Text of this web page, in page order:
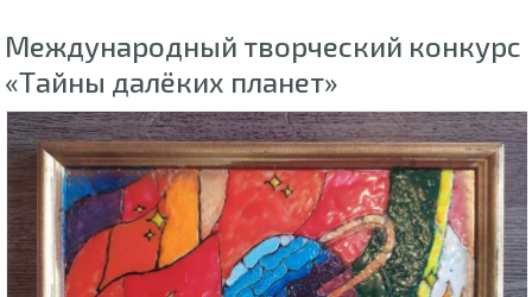
Международный творческий конкурс
«Тайны далёких планет»